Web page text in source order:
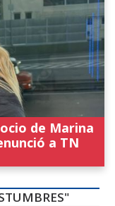
de Marina
a TN